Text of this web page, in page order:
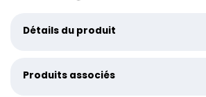
Détails du produit
Produits associés